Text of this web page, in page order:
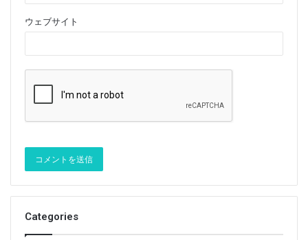
ウェブサイト
Categories